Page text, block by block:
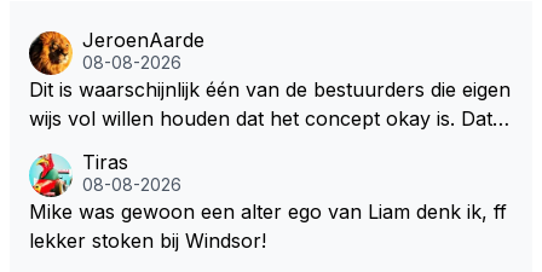
JeroenAarde
08-08-2026
Dit is waarschijnlijk één van de bestuurders die eigen
wijs vol willen houden dat het concept okay is. Dat is
reurs gezegd! Dat het lichter, korter en smaller zou
moeten onderschrijf ik maar het is niet gezegd dat ik
zijn visie van het huidige concept volg. Om de borst
Tiras
08-08-2026
Mike was gewoon een alter ego van Liam denk ik, ff
lekker stoken bij Windsor!